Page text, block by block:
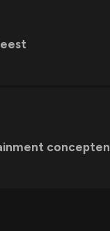
concepten